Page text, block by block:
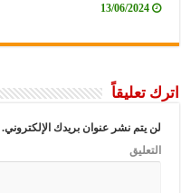
13/06/2024
اترك تعليقاً
لن يتم نشر عنوان بريدك الإلكتروني.
التعليق